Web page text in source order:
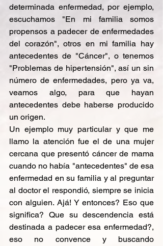
determinada enfermedad, por ejemplo,
escuchamos "En mi familia somos
propensos a padecer de enfermedades
del corazón", otros en mi familia hay
antecedentes de "Cáncer", o tenemos
"Problemas de hipertensión", así un sin
número de enfermedades, pero ya va,
veamos algo, para que hayan
antecedentes debe haberse producido
un origen.
Un ejemplo muy particular y que me
llamo la atención fue el de una mujer
cercana que presentó cáncer de mama
cuando no había "antecedentes" de esa
enfermedad en su familia y al preguntar
al doctor el respondió, siempre se inicia
con alguien. Ajá! Y entonces? Eso que
significa? Que su descendencia está
destinada a padecer esa enfermedad?,
eso no convence y buscando